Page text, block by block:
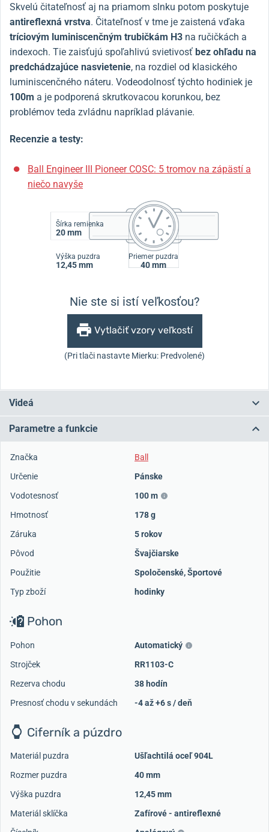
Skvelú čitateľnosť aj na priamom slnku potom poskytuje
antireflexná vrstva. Čitateľnosť v tme je zaistená vďaka
tríciovým luminiscenčným trubičkám H3 na ručičkách a
indexoch. Tie zaisťujú spoľahlivú svietivosť bez ohľadu na
predchádzajúce nasvietenie, na rozdiel od klasického
luminiscenčného náteru. Vodeodolnosť týchto hodiniek je
100m a je podporená skrutkovacou korunkou, bez
problémov teda zvládnu napríklad plávanie.
Recenzie a testy:
Ball Engineer III Pioneer COSC: 5 tromov na zápästí a
niečo navyše
Šírka remienka
20 mm
Výška puzdra
12,45 mm
Priemer puzdra
40 mm
Nie ste si istí veľkosťou?
Vytlačiť vzory veľkostí
(Pri tlači nastavte Mierku: Predvolené)
Videá
Parametre a funkcie
Značka
Ball
Určenie
Pánske
Vodotesnosť
100 m
Hmotnosť
178 g
Záruka
5 rokov
Pôvod
Švajčiarske
Použitie
Spoločenské,Športové
Typ zboží
hodinky
Pohon
Pohon
Automatický
Strojček
RR1103-C
Rezerva chodu
38 hodín
Presnosť chodu v sekundách
-4 až +6 s / deň
Ciferník a púzdro
Materiál puzdra
Ušľachtilá oceľ 904L
Rozmer puzdra
40 mm
Výška puzdra
12,45 mm
Materiál sklíčka
Zafírové - antireflexné